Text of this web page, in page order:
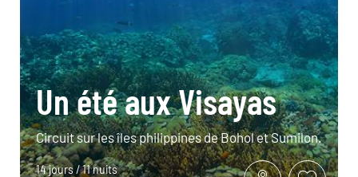
Un été aux Visayas
Circuit sur les îles philippines de Bohol et Sumilon.
14 jours / 11 nuits